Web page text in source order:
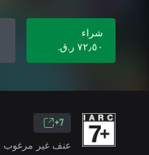
شراء
٧٢٫٥٠ ر.ق.‏
7+
عنف غير مرغوب